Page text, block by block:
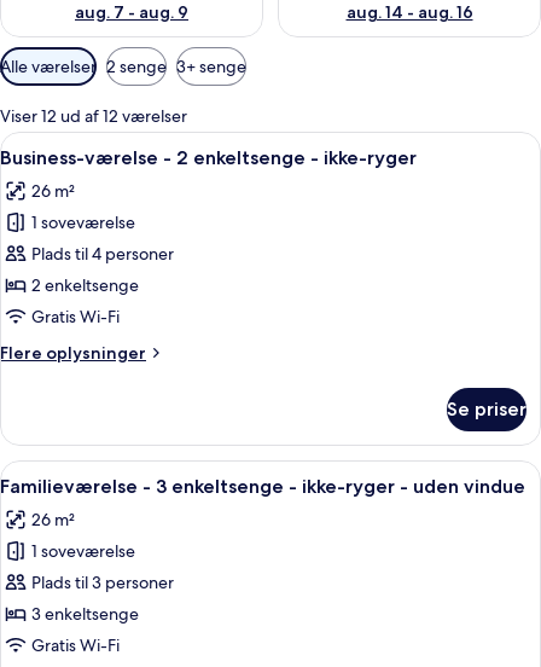
aug. 7 - aug. 9
aug. 14 - aug. 16
Tilgængelige
filtre
for
værelser
Alle værelser 2 senge 3+ senge
Viser 12 ud af 12 værelser
Indlæs
alle
billeder
af
Business-
værelse
-
enkeltsenge
ryger
Et moderne hotelværelse med
6
Business-værelse - 2 enkeltsenge - ikke-ryger
26 m²
1 soveværelse
Plads til 4 personer
2 enkeltsenge
Gratis Wi-Fi
Flere oplysninger
Flere
værelse
2
ikke-
ryger
Se priser
Indlæs
alle
billeder
af
Familieværelse
-
3
Et hotelværelse med to senge, et
5
Familieværelse - 3 enkeltsenge - ikke-ryger - uden vindue
26 m²
1 soveværelse
Plads til 3 personer
3 enkeltsenge
Gratis Wi-Fi